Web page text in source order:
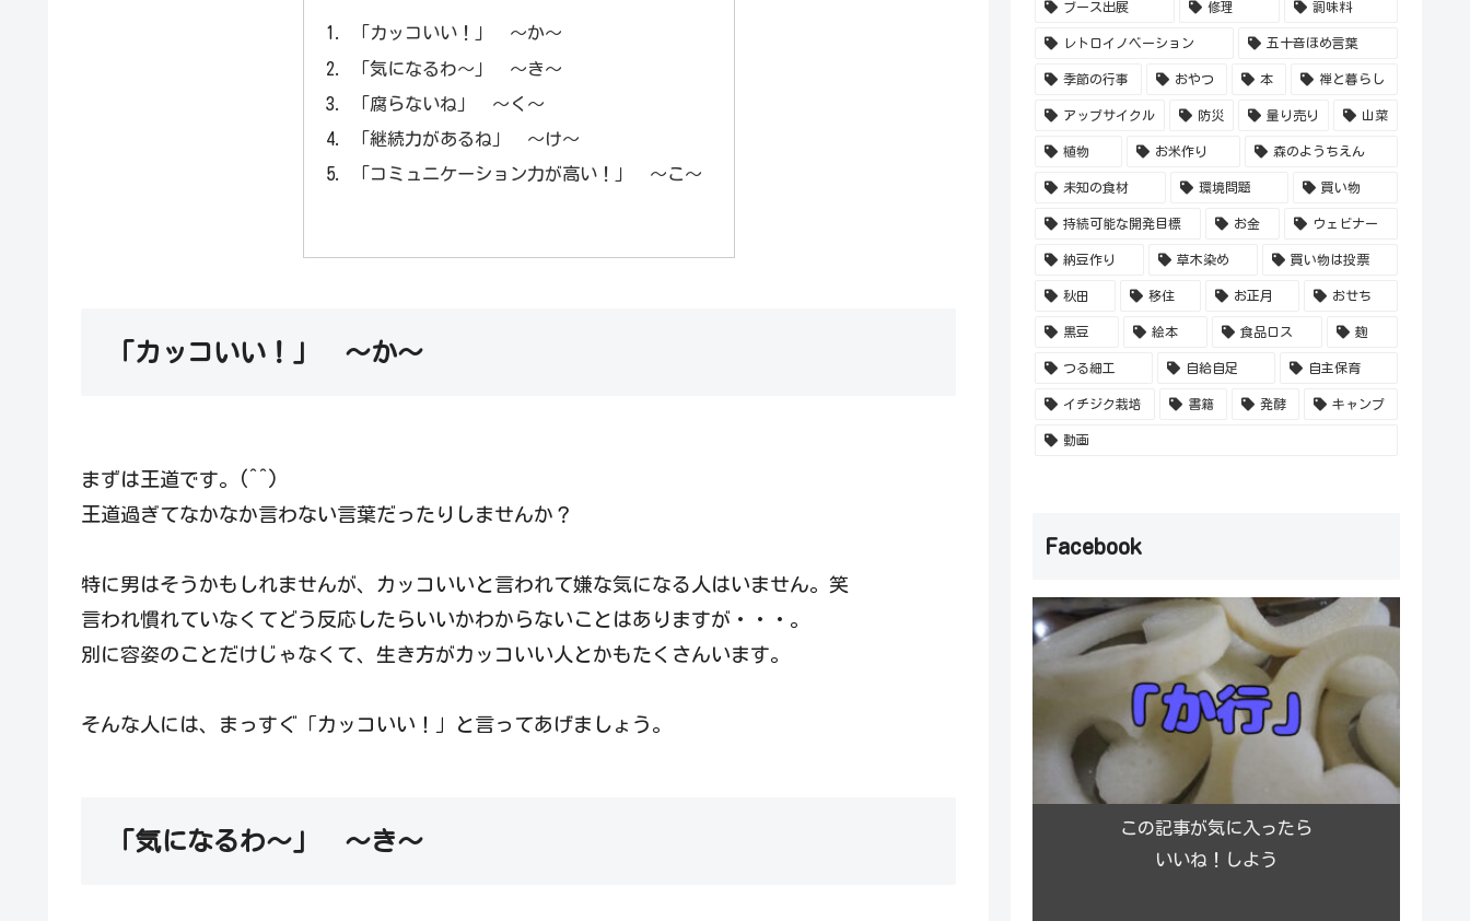
「カッコいい！」 ～か～
「気になるわ～」 ～き～
「腐らないね」 ～く～
「継続力があるね」 ～け～
「コミュニケーション力が高い！」 ～こ～
「カッコいい！」 ～か～
まずは王道です。(^^)
王道過ぎてなかなか言わない言葉だったりしませんか？
特に男はそうかもしれませんが、カッコいいと言われて嫌な気になる人はいません。笑
言われ慣れていなくてどう反応したらいいかわからないことはありますが・・・。
別に容姿のことだけじゃなくて、生き方がカッコいい人とかもたくさんいます。
そんな人には、まっすぐ「カッコいい！」と言ってあげましょう。
「気になるわ～」 ～き～
ブース出展 修理 調味料
レトロイノベーション 五十音ほめ言葉
季節の行事 おやつ 本 禅と暮らし
アップサイクル 防災 量り売り 山菜
植物 お米作り 森のようちえん
未知の食材 環境問題 買い物
持続可能な開発目標 お金 ウェビナー
納豆作り 草木染め 買い物は投票
秋田 移住 お正月 おせち
黒豆 絵本 食品ロス 麹
つる細工 自給自足 自主保育
イチジク栽培 書籍 発酵 キャンプ
動画
Facebook
この記事が気に入ったら
いいね！しよう